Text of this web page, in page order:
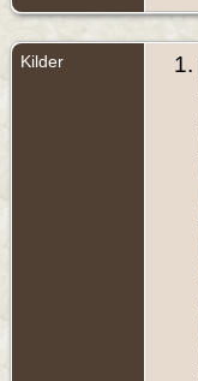
Kilder